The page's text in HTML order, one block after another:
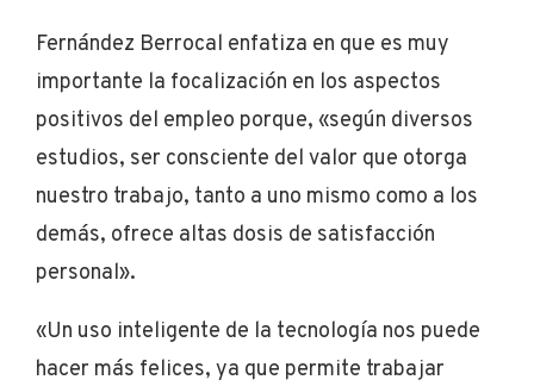
Fernández Berrocal enfatiza en que es muy
importante la focalización en los aspectos
positivos del empleo porque, «según diversos
estudios, ser consciente del valor que otorga
nuestro trabajo, tanto a uno mismo como a los
demás, ofrece altas dosis de satisfacción
personal».
«Un uso inteligente de la tecnología nos puede
hacer más felices, ya que permite trabajar